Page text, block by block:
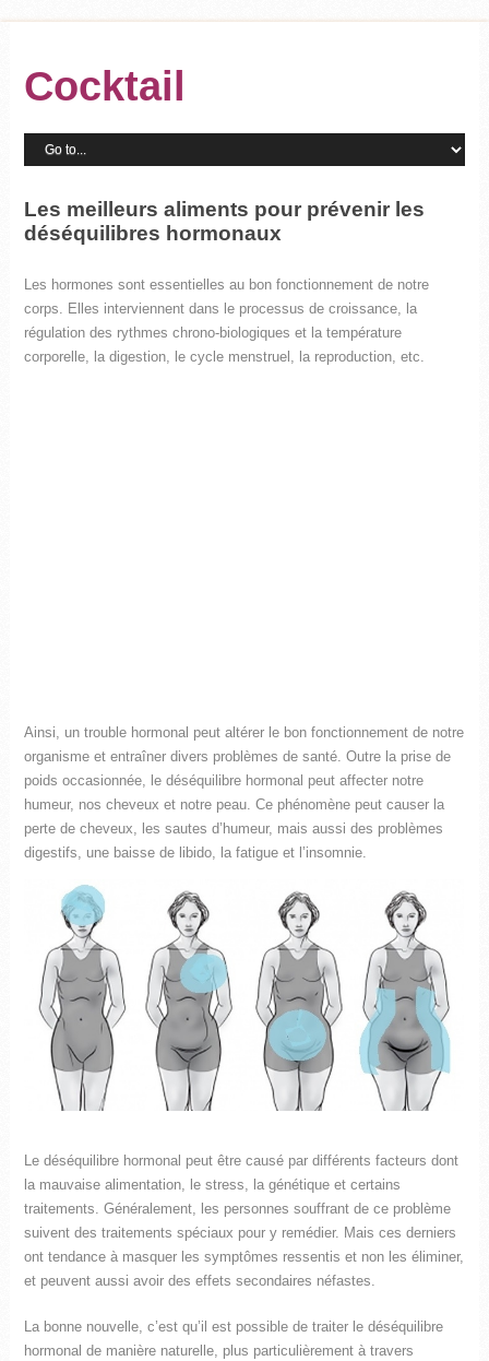
Cocktail
Les meilleurs aliments pour prévenir les
déséquilibres hormonaux
Les hormones sont essentielles au bon fonctionnement de notre
corps. Elles interviennent dans le processus de croissance, la
régulation des rythmes chrono-biologiques et la température
corporelle, la digestion, le cycle menstruel, la reproduction, etc.
Ainsi, un trouble hormonal peut altérer le bon fonctionnement de notre
organisme et entraîner divers problèmes de santé. Outre la prise de
poids occasionnée, le déséquilibre hormonal peut affecter notre
humeur, nos cheveux et notre peau. Ce phénomène peut causer la
perte de cheveux, les sautes d’humeur, mais aussi des problèmes
digestifs, une baisse de libido, la fatigue et l’insomnie.
Le déséquilibre hormonal peut être causé par différents facteurs dont
la mauvaise alimentation, le stress, la génétique et certains
traitements. Généralement, les personnes souffrant de ce problème
suivent des traitements spéciaux pour y remédier. Mais ces derniers
ont tendance à masquer les symptômes ressentis et non les éliminer,
et peuvent aussi avoir des effets secondaires néfastes.
La bonne nouvelle, c’est qu’il est possible de traiter le déséquilibre
hormonal de manière naturelle, plus particulièrement à travers